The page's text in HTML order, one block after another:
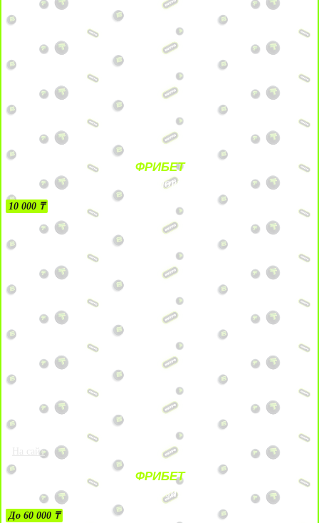
ФРИБЕТ
БЕЗ УСЛОВИЙ
10 000 ₸
На сайт
ФРИБЕТ
ЗА ДЕПОЗИТЫ
До 60 000 ₸